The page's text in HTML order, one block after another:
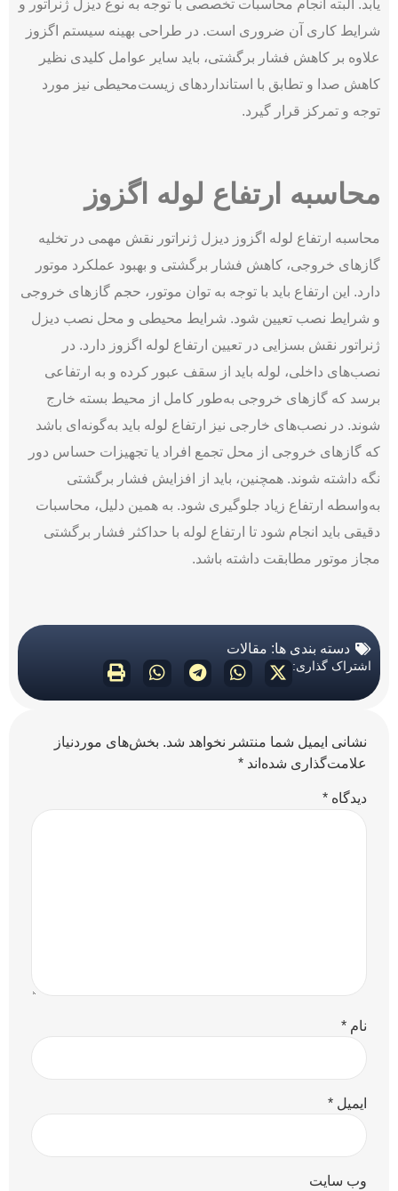
یابد. البته انجام محاسبات تخصصی با توجه به نوع دیزل ژنراتور و
شرایط کاری آن ضروری است. در طراحی بهینه سیستم اگزوز
علاوه بر کاهش فشار برگشتی، باید سایر عوامل کلیدی نظیر
کاهش صدا و تطابق با استانداردهای زیست‌محیطی نیز مورد
توجه و تمرکز قرار گیرد.
محاسبه ارتفاع لوله اگزوز
محاسبه ارتفاع لوله اگزوز دیزل ژنراتور نقش مهمی در تخلیه
گازهای خروجی، کاهش فشار برگشتی و بهبود عملکرد موتور
دارد. این ارتفاع باید با توجه به توان موتور، حجم گازهای خروجی
و شرایط نصب تعیین شود. شرایط محیطی و محل نصب دیزل
ژنراتور نقش بسزایی در تعیین ارتفاع لوله اگزوز دارد. در
نصب‌های داخلی، لوله باید از سقف عبور کرده و به ارتفاعی
برسد که گازهای خروجی به‌طور کامل از محیط بسته خارج
شوند. در نصب‌های خارجی نیز ارتفاع لوله باید به‌گونه‌ای باشد
که گازهای خروجی از محل تجمع افراد یا تجهیزات حساس دور
نگه داشته شوند. همچنین، باید از افزایش فشار برگشتی
به‌واسطه ارتفاع زیاد جلوگیری شود. به همین دلیل، محاسبات
دقیقی باید انجام شود تا ارتفاع لوله با حداکثر فشار برگشتی
مجاز موتور مطابقت داشته باشد.
دسته بندی ها: مقالات
اشتراک گذاری:
نشانی ایمیل شما منتشر نخواهد شد. بخش‌های موردنیاز
علامت‌گذاری شده‌اند *
دیدگاه *
نام *
ایمیل *
وب‌ سایت